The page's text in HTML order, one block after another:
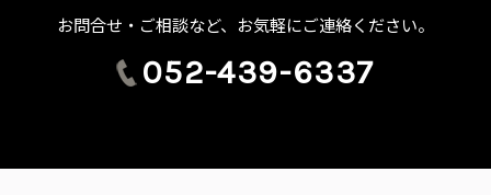
お問合せ・ご相談など、お気軽にご連絡ください。
052-439-6337